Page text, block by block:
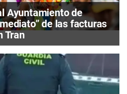
Ayuntamiento de
de las facturas
Tran